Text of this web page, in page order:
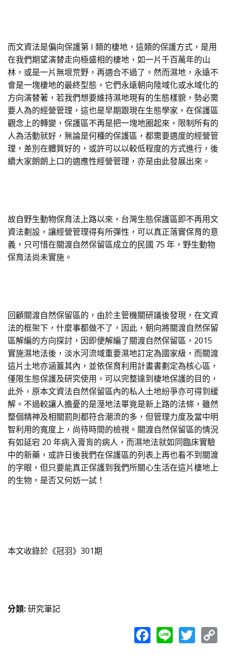
而文資法是偏向保護第 I 類的棲地，這類的保護方式，是用
在我們期望演替走向極盛相的棲地，如一片千百萬年的山
林，或是一片無垠荒野，再適合不過了。然而濕地，永遠不
會是一塊棲地的最終型態，它們永遠朝向陸域化或水域化的
方向演替著，若我們想要維持濕地現有的生態樣貌，勢必需
要人為的經營管理，這也是早期跟現在生態學家，在保護區
觀念上的轉變，保護區不再是把一塊地圈起來，限制所有的
人為活動就好，無論是何種的保護區，都需要適度的經營管
理，差別在體質好的，或許可以以較低程度的方式進行，後
續大家朗朗上口的適應性經營管理，亦是由此發展出來。
故自野生動物保育法上路以來，台灣生態保護區即不再用文
資法劃設，讓經營管理得有所彈性，可以真正落實保育的意
義，只可惜在關渡自然保留區成立的民國 75 年，野生動物
保育法尚未實施。
回顧關渡自然保留區的，由於主管機關研議後發現，在文資
法的框架下，什麼事都做不了，因此，朝向將關渡自然保留
區解編的方向探討，因即便解編了關渡自然保留區，2015
實施濕地法後，淡水河流域重要濕地訂定為國家級，而關渡
這片土地亦涵蓋其內，並依保育利用計畫書劃定為核心區，
僅限生態保護及研究使用，可以完整達到棲地保護的目的，
此外，原本文資法自然保留區內的私人土地紛爭亦可得到緩
解。不過較讓人擔憂的是溼地法畢竟是新上路的法條，雖然
整個精神及相關罰則都符合潮流的多，但管理力度及當中明
智利用的寬度上，尚待時間的檢視。關渡自然保留區的情況
有如延宕 20 年病入膏肓的病人，而濕地法就如同臨床實驗
中的新藥，或許日後我們在保護區的列表上再也看不到關渡
的字眼，但只要能真正保護到我們所關心生活在這片棲地上
的生物，是否又何妨一試！
本文收錄於《冠羽》301期
分類:研究筆記
Facebook
Line